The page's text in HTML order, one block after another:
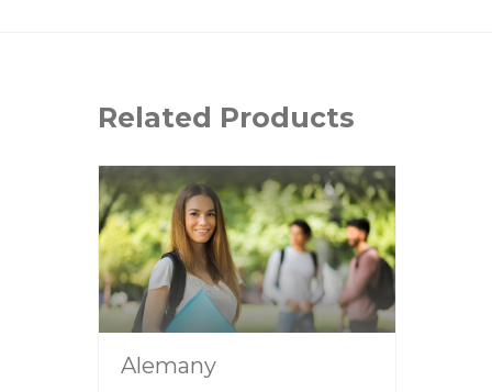
Related Products
Alemany